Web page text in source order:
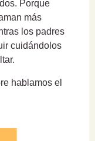
Porque
más
los padres
cuidándolos
hablamos el